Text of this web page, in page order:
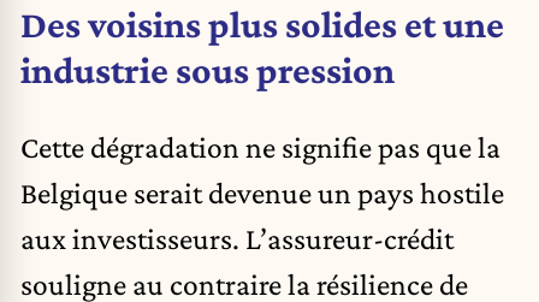
Des voisins plus solides et une
industrie sous pression
Cette dégradation ne signifie pas que la
Belgique serait devenue un pays hostile
aux investisseurs. L’assureur-crédit
souligne au contraire la résilience de